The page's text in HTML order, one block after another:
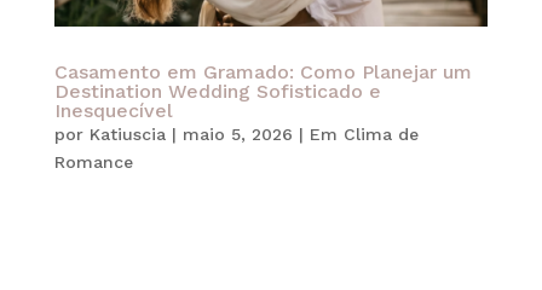
Casamento em Gramado: Como Planejar um
Destination Wedding Sofisticado e
Inesquecível
por Katiuscia| maio 5, 2026 | Em Clima de
Romance